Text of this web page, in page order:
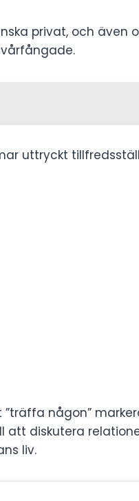
privat, och
uttryckt
någon”
diskutera
liv.